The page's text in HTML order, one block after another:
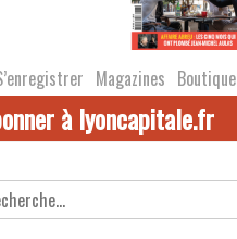
Magazines Boutique
à lyoncapitale.fr